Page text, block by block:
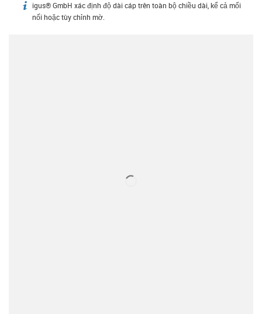
igus-icon-info
igus® GmbH xác định độ dài cáp trên toàn bộ chiều dài, kể cả mối
nối hoặc tùy chỉnh mờ.